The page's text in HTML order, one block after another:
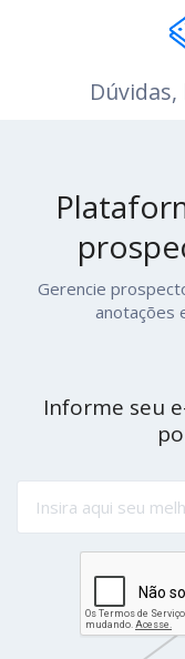
Dúvidas,
Gerencie
anotações
Informe seu